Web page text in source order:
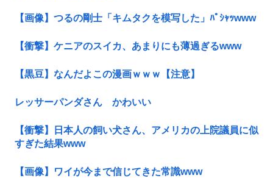
【画像】つるの剛士「キムタクを模写した」ﾊﾟｼｬｯwww
【衝撃】ケニアのスイカ、あまりにも薄過ぎるwww
【黒豆】なんだよこの漫画ｗｗｗ【注意】
レッサーパンダさん かわいい
【衝撃】日本人の飼い犬さん、アメリカの上院議員に似
すぎた結果www
【画像】ワイが今まで信じてきた常識www